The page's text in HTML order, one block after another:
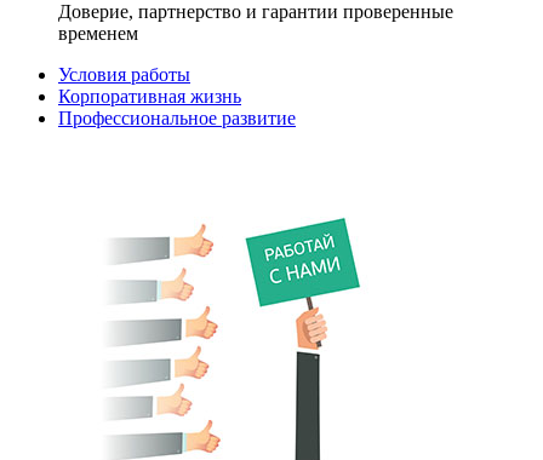
Доверие, партнерство и гарантии проверенные
временем
Условия работы
Корпоративная жизнь
Профессиональное развитие